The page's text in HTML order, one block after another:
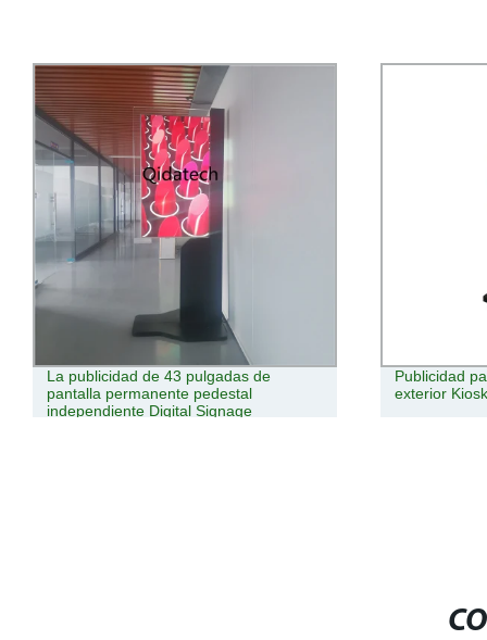
La publicidad de 43 pulgadas de
pantalla permanente pedestal
independiente Digital Signage
Publicidad
exterior